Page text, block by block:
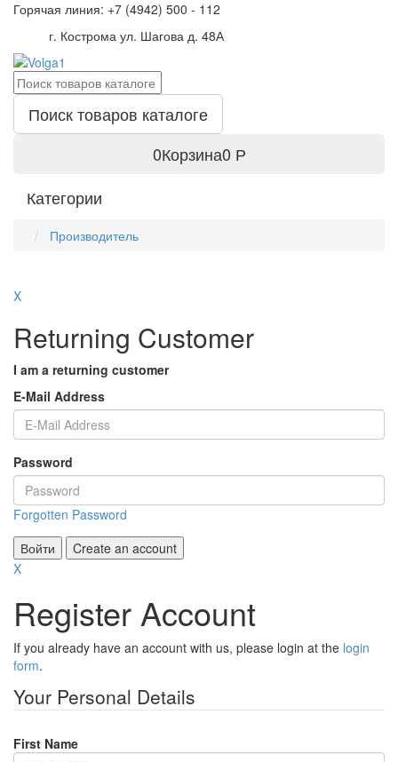
Горячая линия: +7 (4942) 500 - 112
г. Кострома ул. Шагова д. 48А
Поиск товаров каталоге
0Корзина0 Р
Категории
Производитель
X
Returning Customer
I am a returning customer
E-Mail Address
Password
Forgotten Password
Войти
Create an account
X
Register Account
If you already have an account with us, please login at the login
form.
Your Personal Details
First Name